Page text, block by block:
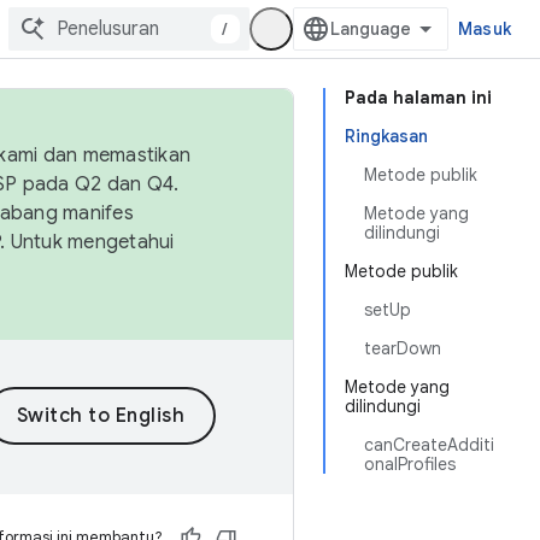
/ Masuk
Pada halaman ini
Ringkasan
Metode publik
Metode yang
dilindungi
Metode publik
setUp
tearDown
Metode yang
dilindungi
canCreateAdditi
onalProfiles
dan memastikan
pada Q2 dan Q4.
manifes
Untuk mengetahui